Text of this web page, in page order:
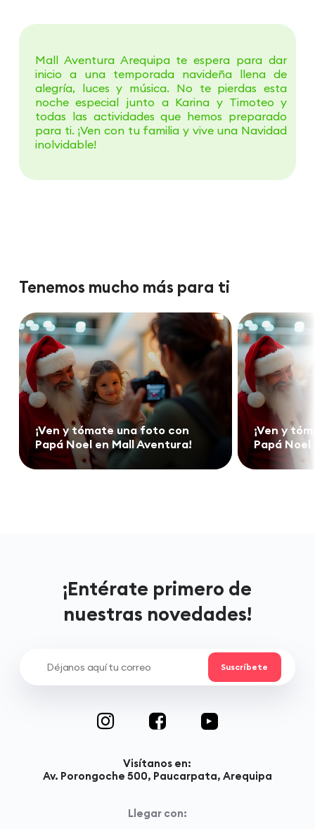
Mall Aventura Arequipa te espera para dar
inicio a una temporada navideña llena de
alegría, luces y música. No te pierdas esta
noche especial junto a Karina y Timoteo y
todas las actividades que hemos preparado
para ti. ¡Ven con tu familia y vive una Navidad
inolvidable!
Tenemos mucho más para ti
¡Ven y tómate una foto con
Papá Noel en Mall Aventura!
¡Ven y
Papá
¡Entérate primero de
nuestras novedades!
Visítanos en:
Av. Porongoche 500, Paucarpata, Arequipa
Llegar con: